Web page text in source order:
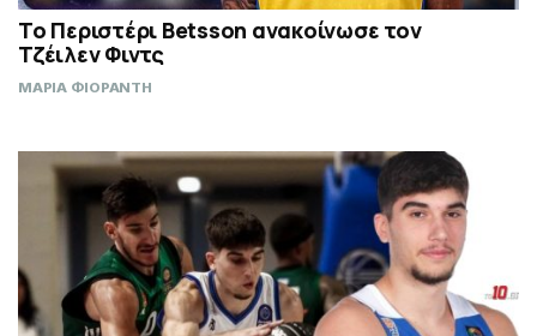
Το Περιστέρι Betsson ανακοίνωσε τον
Τζέιλεν Φιντς
ΜΑΡΙΑ ΦΙΟΡΑΝΤΗ